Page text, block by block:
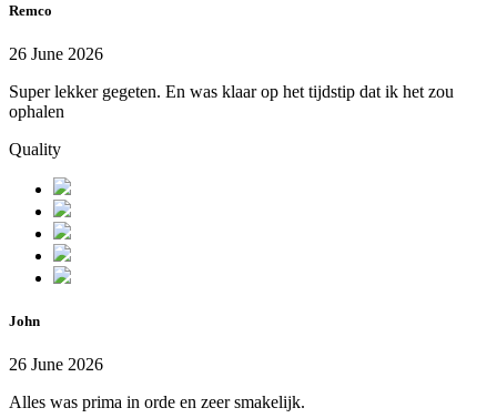
Remco
26 June 2026
Super lekker gegeten. En was klaar op het tijdstip dat ik het zou
ophalen
Quality
John
26 June 2026
Alles was prima in orde en zeer smakelijk.